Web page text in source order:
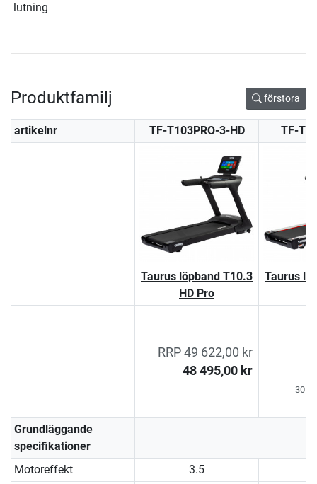
lutning
Produktfamilj förstora
artikelnr TF-T103PRO-3-HD TF-
Taurus löpband T10.3
HD Pro
Taurus
RRP 49 622,00 kr
48 495,00 kr
30
Grundläggande
specifikationer
Motoreffekt
3.5